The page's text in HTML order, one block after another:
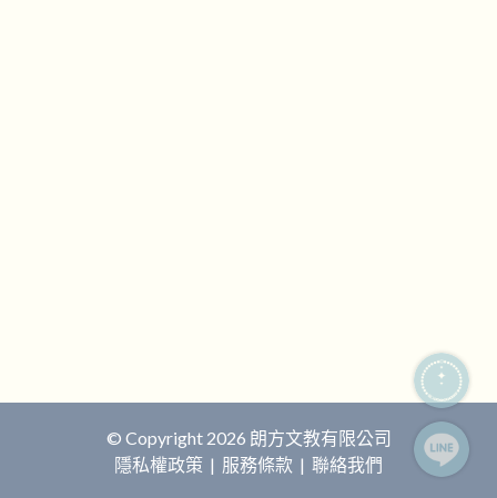
© Copyright 2026 朗方文教有限公司
隱私權政策 | 服務條款 | 聯絡我們